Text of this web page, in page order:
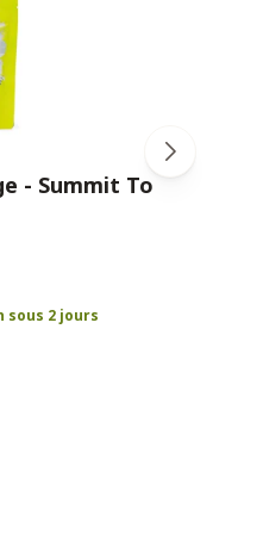
- Summit To
sous 2 jours